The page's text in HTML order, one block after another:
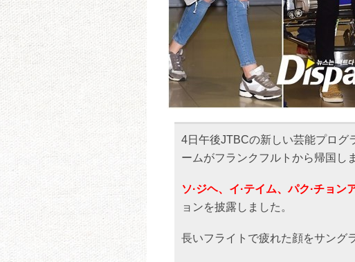
4日午後JTBCの新しい芸能プログ
ームがフランクフルトから帰国し
ソ·ジヘ、イ·テイム、パク·チョン
ョンを披露しました。
長いフライトで疲れた顔をサング